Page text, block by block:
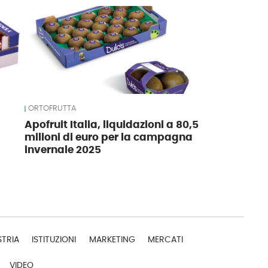
ORTOFRUTTA
Apofruit Italia, liquidazioni a 80,5
milioni di euro per la campagna
invernale 2025
ISTITUZIONI MARKETING MERCATI
VIDEO